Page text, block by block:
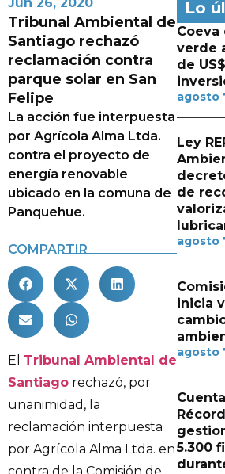
Tribunal Ambiental de
Santiago rechazó
reclamación contra
parque solar en San
Felipe
La acción fue interpuesta
por Agrícola Alma Ltda.
contra el proyecto de
energía renovable
ubicado en la comuna de
Panquehue.
COMPARTIR
El Tribunal Ambiental de
Santiago rechazó, por
unanimidad, la
reclamación interpuesta
por Agrícola Alma Ltda. en
Lo
Coeva
verde
de
agosto
Ley
de
agosto
inicia
agosto
5.300